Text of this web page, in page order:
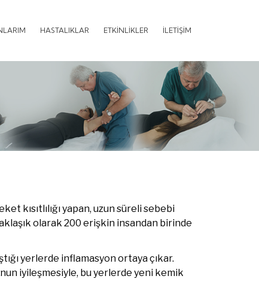
HASTALIKLAR ETKİNLİKLER İLETİŞİM
kısıtlılığı yapan, uzun süreli sebebi
olarak 200 erişkin insandan birinde
yerlerde inflamasyon ortaya çıkar.
iyileşmesiyle, bu yerlerde yeni kemik